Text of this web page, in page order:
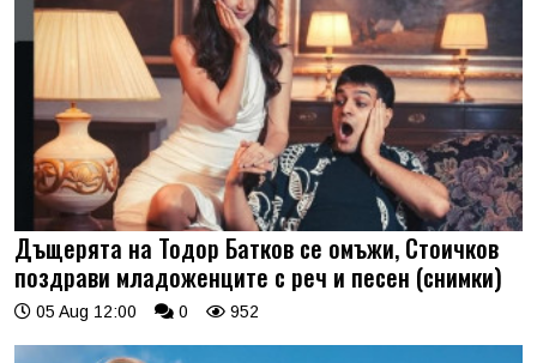
Дъщерята на Тодор Батков се омъжи, Стоичков
поздрави младоженците с реч и песен (снимки)
05 Aug 12:00 0 952